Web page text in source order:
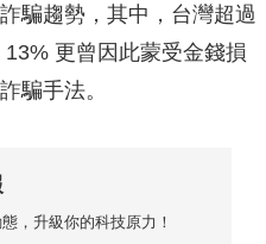
騙趨勢，其中，台灣超過
更曾因此蒙受金錢損
騙手法。
，升級你的科技原力！